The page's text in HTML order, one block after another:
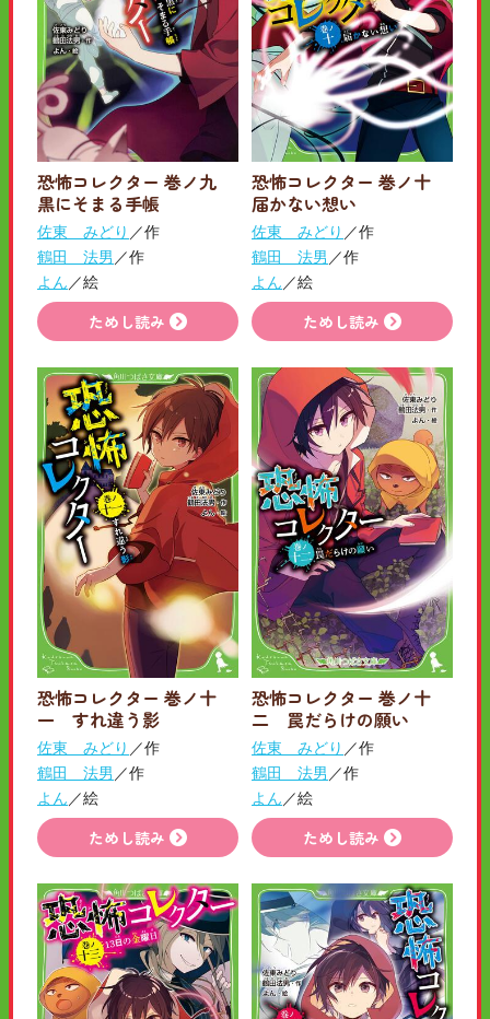
恐怖コレクター 巻ノ九
黒にそまる手帳
佐東 みどり ／作
鶴田 法男 ／作
よん ／絵
ためし読み
恐怖コレクター 巻ノ十
届かない想い
佐東 みどり ／作
鶴田 法男 ／作
よん ／絵
ためし読み
恐怖コレクター 巻ノ十
一 すれ違う影
佐東 みどり ／作
鶴田 法男 ／作
よん ／絵
ためし読み
恐怖コレクター 巻ノ十
二 罠だらけの願い
佐東 みどり ／作
鶴田 法男 ／作
よん ／絵
ためし読み